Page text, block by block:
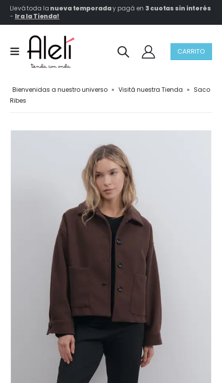
Llevá toda la nueva temporaday pagá en 3 cuotas sin interés
- Ir a la Tienda!
CARRITO
Bienvenidas a nuestro universo » Visitá nuestra Tienda » Saco
Ribes